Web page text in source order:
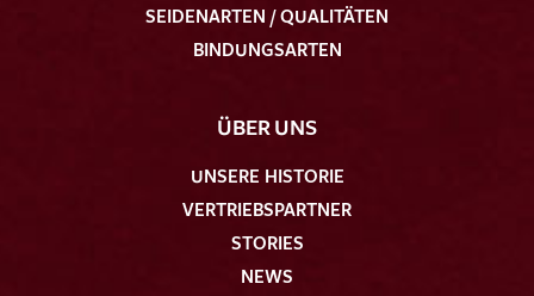
SEIDENARTEN / QUALITÄTEN
BINDUNGSARTEN
ÜBER UNS
UNSERE HISTORIE
VERTRIEBSPARTNER
STORIES
NEWS